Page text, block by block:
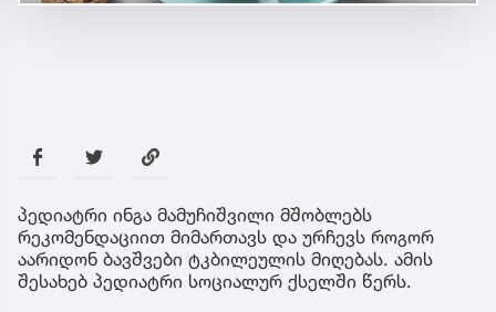
პედიატრი ინგა მამუჩიშვილი მშობლებს
რეკომენდაციით მიმართავს და ურჩევს როგორ
აარიდონ ბავშვები ტკბილეულის მიღებას. ამის
შესახებ პედიატრი სოციალურ ქსელში წერს.